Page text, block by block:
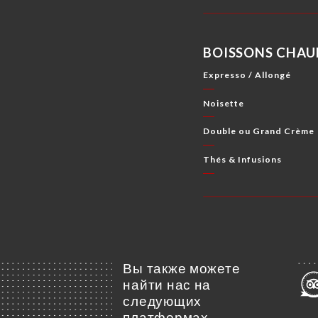
BOISSONS
Expresso / Allongé
Noisette
Double ou Grand Crème
Thés & Infusions
Вы также можете
найти нас на
следующих